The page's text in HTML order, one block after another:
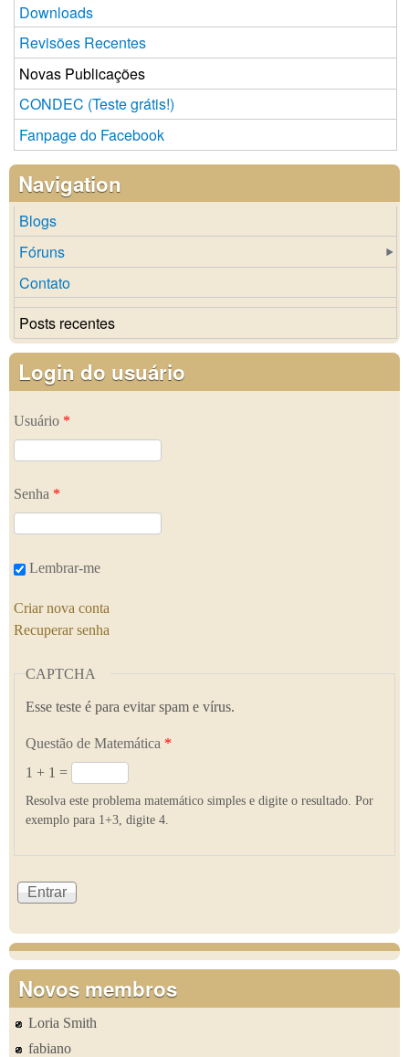
Downloads
Revisões Recentes
Novas Publicações
CONDEC (Teste grátis!)
Fanpage do Facebook
Navigation
Blogs
Fóruns
Contato
Posts recentes
Login do usuário
Usuário *
Senha *
Lembrar-me
Criar nova conta
Recuperar senha
CAPTCHA
Esse teste é para evitar spam e vírus.
Questão de Matemática *
1 + 1 =
Resolva este problema matemático simples e digite o resultado. Por
exemplo para 1+3, digite 4.
Novos membros
Loria Smith
fabiano